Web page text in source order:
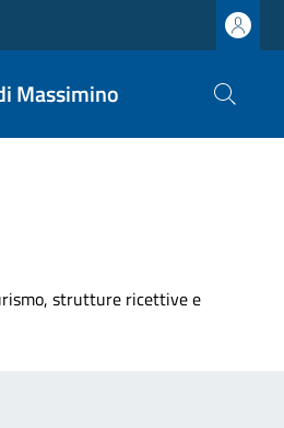
Massimino
strutture ricettive e